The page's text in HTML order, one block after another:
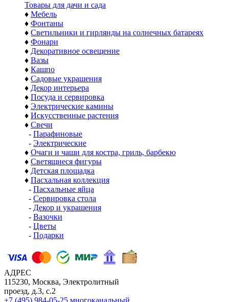
Товары для дачи и сада
♦ Мебель
♦ Фонтаны
♦ Светильники и гирлянды на солнечных батареях
♦ Фонари
♦ Декоративное освещение
♦ Вазы
♦ Кашпо
♦ Садовые украшения
♦ Декор интерьера
♦ Посуда и сервировка
♦ Электрические камины
♦ Искусственные растения
♦ Свечи
- Парафиновые
- Электрические
♦ Очаги и чаши для костра, гриль, барбекю
♦ Светящиеся фигуры
♦ Детская площадка
♦ Пасхальная коллекция
- Пасхальные яйца
- Сервировка стола
- Декор и украшения
- Вазочки
- Цветы
- Подарки
АДРЕС
115230, Москва, Электролитный
проезд, д.3, с.2
+7 (495) 984-05-25 многоканальный